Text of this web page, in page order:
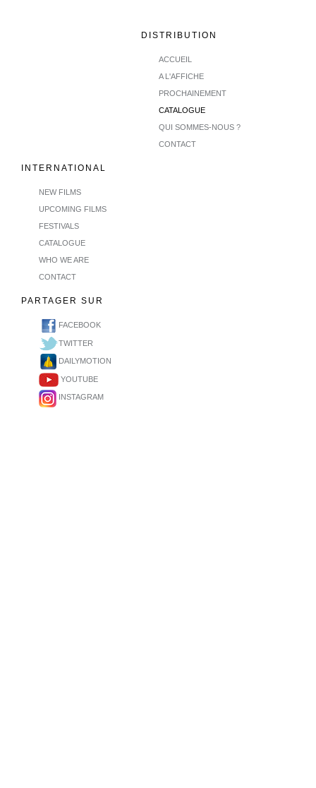
DISTRIBUTION
ACCUEIL
A L'AFFICHE
PROCHAINEMENT
CATALOGUE
QUI SOMMES-NOUS ?
CONTACT
INTERNATIONAL
NEW FILMS
UPCOMING FILMS
FESTIVALS
CATALOGUE
WHO WE ARE
CONTACT
PARTAGER SUR
FACEBOOK
TWITTER
DAILYMOTION
YOUTUBE
INSTAGRAM